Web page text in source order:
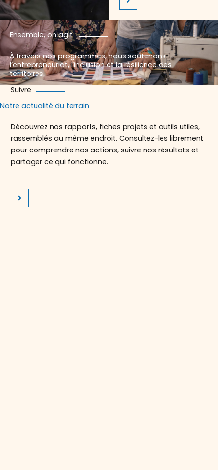
Ensemble, on agit.
À travers nos programmes, nous soutenons
l’entrepreneuriat, l’inclusion et la résilience des
territoires.
Suivre
Notre actualité du terrain
Découvrez nos rapports, fiches projets et outils utiles,
rassemblés au même endroit. Consultez-les librement
pour comprendre nos actions, suivre nos résultats et
partager ce qui fonctionne.